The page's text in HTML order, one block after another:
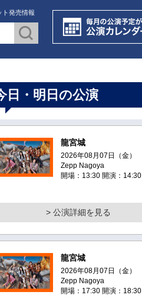
ト発売情報
日・明日の公演
龍宮城
2026年08月07日（金）
Zepp Nagoya
開場：13:30 開演：14:30
> 公演詳細を見る
龍宮城
2026年08月07日（金）
Zepp Nagoya
開場：17:30 開演：18:30